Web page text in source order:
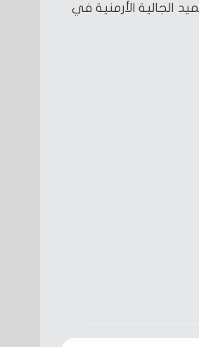
الجالية الأرمنية في